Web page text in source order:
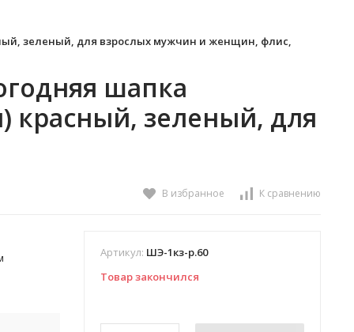
зеленый, для взрослых мужчин и женщин, флис,
шапка
красный, зеленый, для
В избранное К сравнению
Артикул: ШЭ-1кз-р.60
Товар закончился